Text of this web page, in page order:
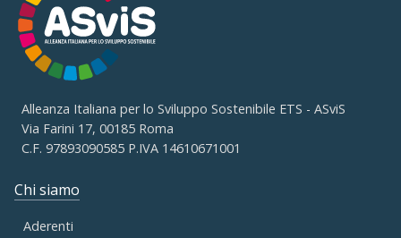
Alleanza Italiana per lo Sviluppo Sostenibile ETS - ASviS
Via Farini 17, 00185 Roma
C.F. 97893090585 P.IVA 14610671001
Chi siamo
Aderenti